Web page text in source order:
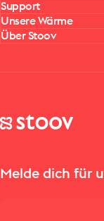
Support
Unsere Wärme
Über Stoov
Stoov® | Cordless
Melde dich für